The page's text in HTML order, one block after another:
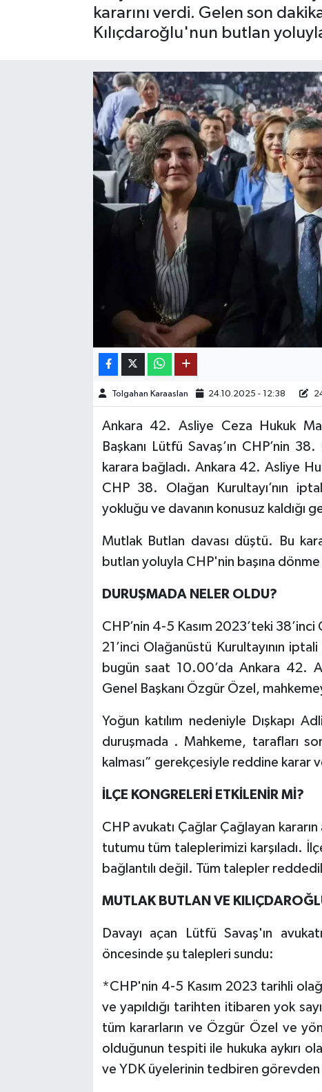
kararını verdi. Gelen son
Kılıçdaroğlu'nun butlan
Tolgahan Karaaslan 24.10.2025 - 12:38
Ankara 42. Asliye Ceza Hukuk
Başkanı Lütfü Savaş’ın CHP’nin
karara bağladı. Ankara 42. Asliye
CHP 38. Olağan Kurultayı’nın
yokluğu ve davanın konusuz kaldığı
Mutlak Butlan davası düştü. Bu
butlan yoluyla CHP'nin başına
DURUŞMADA NELER OLDU?
CHP’nin 4-5 Kasım 2023’teki
21’inci Olağanüstü Kurultayının
bugün saat 10.00’da Ankara 42.
Genel Başkanı Özgür Özel,
Yoğun katılım nedeniyle Dışkapı
duruşmada . Mahkeme, tarafları
kalması” gerekçesiyle reddine karar
İLÇE KONGRELERİ ETKİLENİR Mİ?
CHP avukatı Çağlar Çağlayan
tutumu tüm taleplerimizi karşıladı.
bağlantılı değil. Tüm talepler
MUTLAK BUTLAN VE
Davayı açan Lütfü Savaş'ın
öncesinde şu talepleri sundu:
*CHP'nin 4-5 Kasım 2023 tarihli
ve yapıldığı tarihten itibaren yok
tüm kararların ve Özgür Özel ve
olduğunun tespiti ile hukuka aykırı
ve YDK üyelerinin tedbiren görevden
OTOMOTİV